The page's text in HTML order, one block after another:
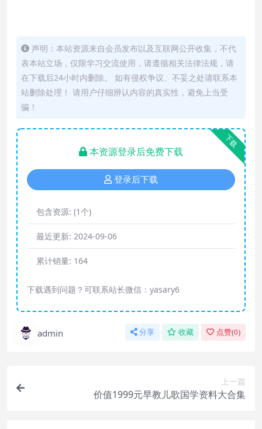
声明：本站资源来自会员发布以及互联网公开收集，不代
表本站立场，仅限学习交流使用，请遵循相关法律法规，请
在下载后24小时内删除。 如有侵权争议、不妥之处请联系本
站删除处理！ 请用户仔细辨认内容的真实性，避免上当受
骗！
下载
本资源登录后免费下载
登录后下载
包含资源: (1个)
最近更新: 2024-09-06
累计销量: 164
下载遇到问题？可联系站长微信：yasary6
admin 分享 收藏 点赞(0)
上一篇
价值1999元早教儿歌国学资料大合集